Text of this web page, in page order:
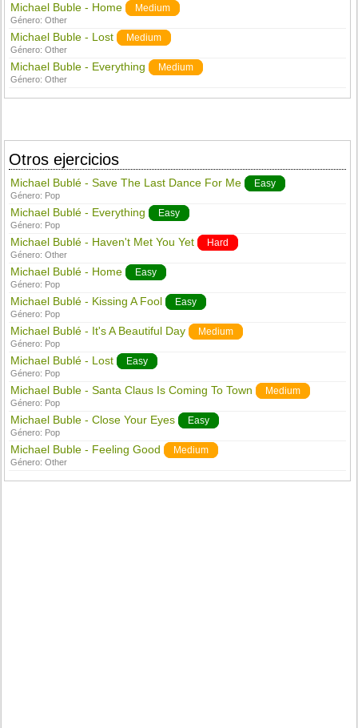
Michael Buble - Home Medium
Género:Other
Michael Buble - Lost Medium
Género:Other
Michael Buble - Everything Medium
Género:Other
Otros ejercicios
Michael Bublé - Save The Last Dance For Me Easy
Género: Pop
Michael Bublé - Everything Easy
Género: Pop
Michael Bublé - Haven't Met You Yet Hard
Género:Other
Michael Bublé - Home Easy
Género: Pop
Michael Bublé - Kissing A Fool Easy
Género: Pop
Michael Bublé - It's A Beautiful Day Medium
Género: Pop
Michael Bublé - Lost Easy
Género: Pop
Michael Buble - Santa Claus Is Coming To Town Medium
Género: Pop
Michael Buble - Close Your Eyes Easy
Género: Pop
Michael Buble - Feeling Good Medium
Género:Other